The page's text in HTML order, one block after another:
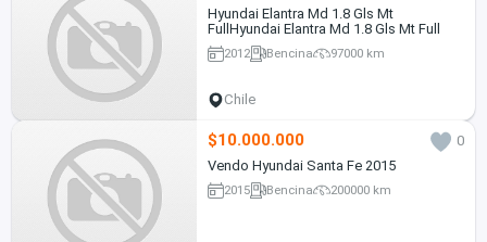
Hyundai Elantra Md 1.8 Gls Mt
FullHyundai Elantra Md 1.8 Gls Mt Full
2012 Bencina 97000 km
Chile
$10.000.000
0
Vendo Hyundai Santa Fe 2015
2015 Bencina 200000 km